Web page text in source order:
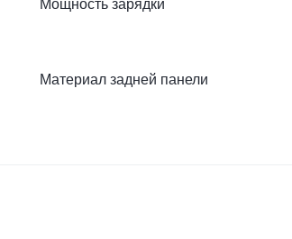
Мощность зарядки
Материал задней панели